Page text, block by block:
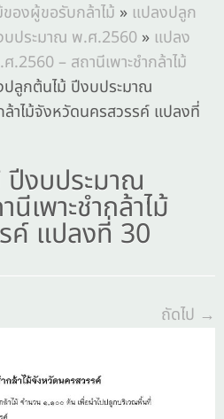
องผู้ขอรับกล้าไม้ » แปลงปลูก
บประมาณ พ.ศ.2560 » แปลง
– สถานีเพาะชำกล้าไม้
ลูกต้นไม้ ปีงบประมาณ
าไม้จังหวัดนครสวรรค์ แปลงที่
งบประมาณ
เพาะชำกล้าไม้
ค์ แปลงที่ 30
ถัดไป →